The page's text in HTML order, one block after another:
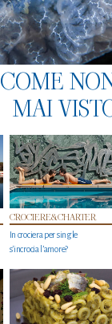
MAI
CROCIERE&CHARTER
In crociera per single
s'incrocia l’amore?